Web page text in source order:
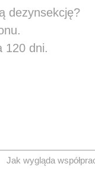
dezynsekcję?
120 dni.
Jak wygląda